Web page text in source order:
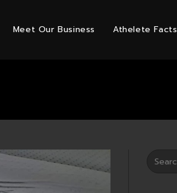
Meet Our Business Athelete Facts